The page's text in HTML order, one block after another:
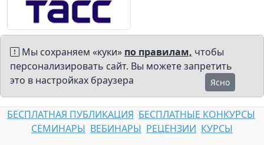
Мы сохраняем «куки» по правилам, чтобы
персонализировать сайт. Вы можете запретить
это в настройках браузера
Ясно
БЕСПЛАТНАЯ ПУБЛИКАЦИЯ БЕСПЛАТНЫЕ КОНКУРСЫ
СЕМИНАРЫ ВЕБИНАРЫ РЕЦЕНЗИИ КУРСЫ